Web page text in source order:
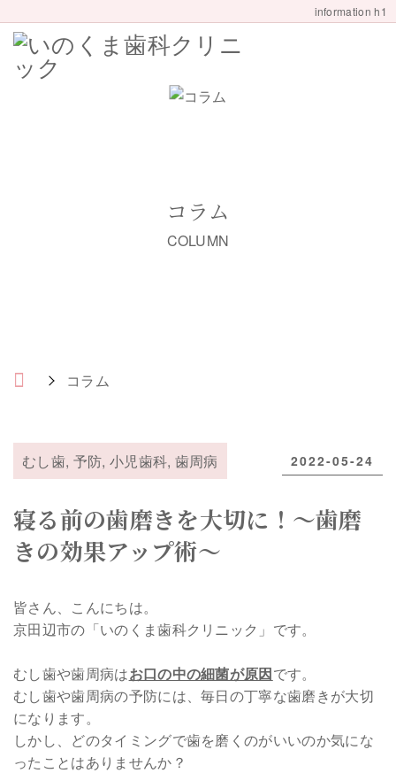
information h1
コラム
COLUMN
コラム
むし歯, 予防, 小児歯科, 歯周病 2022-05-24
寝る前の歯磨きを大切に！～歯磨
きの効果アップ術～
皆さん、こんにちは。
京田辺市の「いのくま歯科クリニック」です。
むし歯や歯周病はお口の中の細菌が原因です。
むし歯や歯周病の予防には、毎日の丁寧な歯磨きが大切
になります。
しかし、どのタイミングで歯を磨くのがいいのか気にな
ったことはありませんか？